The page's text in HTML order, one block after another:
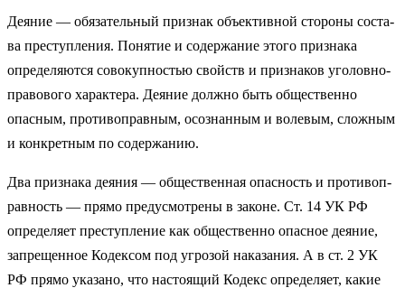
Деяние — обязательный признак объективной стороны соста­
ва преступления. Понятие и содержание этого признака
опреде­ляются совокупностью свойств и признаков уголовно-
правового характера. Деяние должно быть общественно
опасным, противоправным, осознанным и волевым, сложным
и конкретным по содержанию.
Два признака деяния — общественная опасность и противоп­
равность — прямо предусмотрены в законе. Ст. 14 УК РФ
опре­деляет преступление как общественно опасное деяние,
запрещен­ное Кодексом под угрозой наказания. А в ст. 2 УК
РФ прямо указано, что настоящий Кодекс определяет, какие